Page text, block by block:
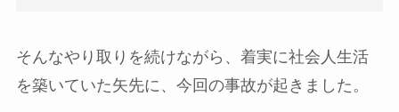
そんなやり取りを続けながら、着実に社会人生活
を築いていた矢先に、今回の事故が起きました。